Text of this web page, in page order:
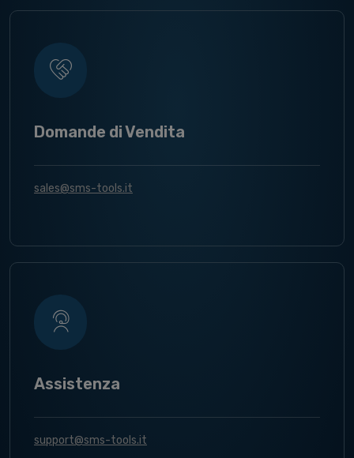
Domande di Vendita
sales@sms-tools.it
Assistenza
support@sms-tools.it